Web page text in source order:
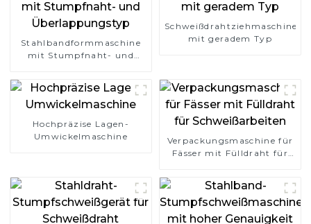
Stahlbandformmaschine
mit Stumpfnaht- und
Schweißdrahtziehmaschine
mit geradem Typ
Hochpräzise Lagen-
Umwickelmaschine
Verpackungsmaschine für
Fässer mit Fülldraht für